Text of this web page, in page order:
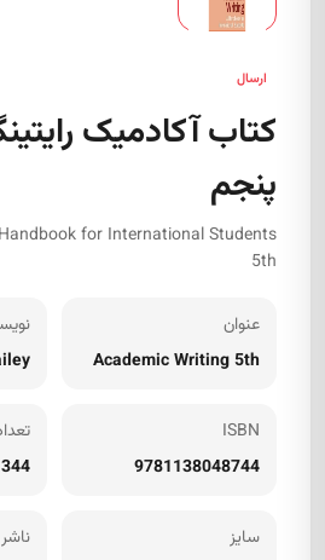
ارسال
کتاب آکادمیک
پنجم
for International Students
5th
عنوان
Academic Writing 5th
ISBN
9781138048744
344
سایز
ناشر